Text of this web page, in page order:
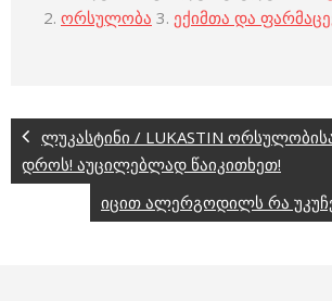
2. ორსულობა 3. ექიმთა და
ლუკასტინი / LUKASTIN
დროს! აუცილებლად წაიკითხეთ!
იცით ალერგოდილს რა